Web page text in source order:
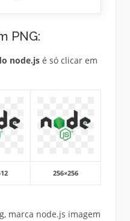
PNG:
node.jsé só clicar em
256×256
marca node.js imagem